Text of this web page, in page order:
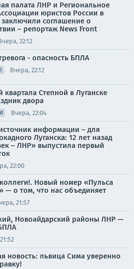
палата ЛНР и Региональное
юристов России в
соглашение о
– репортаж News Front
22:12
- опасность БПЛА
Вчера, 22:12
квартала Степной в Луганске
двора
Вчера, 22:04
информации – для
Луганска: 12 лет назад
век – ЛНР» выпустила первый
22:00
Новый номер «Пульса
— о том, что нас объединяет
21:57
Новоайдарский районы ЛНР —
новость: львица Сима уверенно